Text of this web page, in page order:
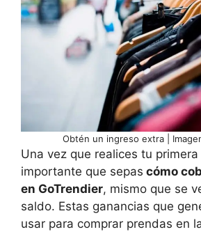
Obtén un ingreso extra |
Una vez que realices tu
importante que sepas cómo
en GoTrendier, mismo que se
saldo. Estas ganancias que
usar para comprar prendas en